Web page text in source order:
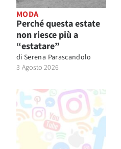
MODA
Perché questa estate
non riesce più a
“estatare”
di Serena Parascandolo
3 Agosto 2026